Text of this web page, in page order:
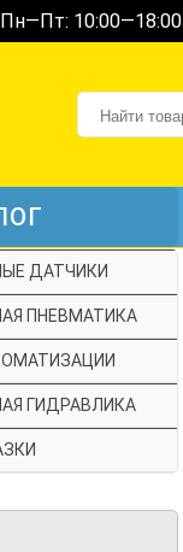
10:00—18:00
ДАТЧИКИ
ПНЕВМАТИКА
ГИДРАВЛИКА